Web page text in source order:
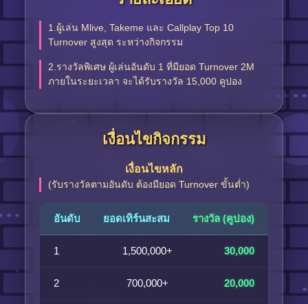
1.ผู้เล่น Mlive, Takeme และ Callplay Top 10
Turnover สูงสุด ระหว่างกิจกรรม
2.รางวัลพิเศษ ผู้เล่นอันดับ 1 ที่มียอด Turnover 2M
ภายในระยะเวลา จะได้รับรางวัล 15,000 คูปอง
เงื่อนไขกิจกรรม
เงื่อนไขหลัก
(รับรางวัลตามอันดับ ต้องมียอด Turnover ขั้นต่ำ)
อันดับ ยอดเทิร์นสะสม รางวัล (คูปอง)
1 1,500,000+ 30,000
2 700,000+ 20,000